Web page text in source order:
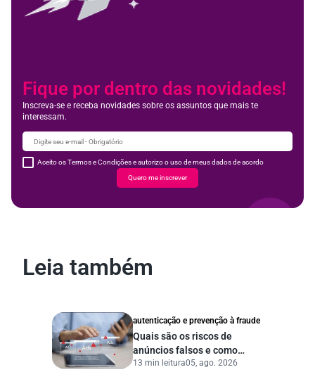
Fique por dentro das novidades!
Inscreva-se e receba novidades sobre os assuntos que mais te
interessam.
Aceito os Termos e Condições e autorizo o uso de meus dados de acordo
Quero me inscrever
Leia também
autenticação e prevenção à fraude
Quais são os riscos de
anúncios falsos e como
proteger seu negócio?
13 min leitura05, ago. 2026